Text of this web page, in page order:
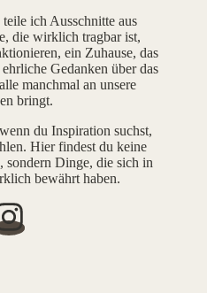
ich Ausschnitte aus
die wirklich tragbar ist,
ein Zuhause, das
Gedanken über das
manchmal an unsere
bringt.
du Inspiration suchst,
Hier findest du keine
sondern Dinge, die sich in
bewährt haben.